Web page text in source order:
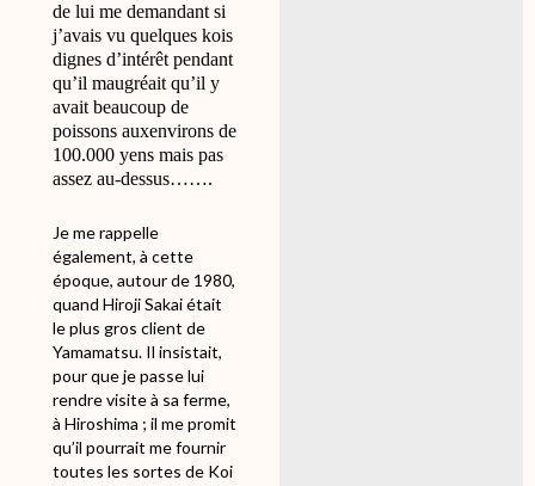
de lui me demandant si
j’avais vu quelques kois
dignes d’intérêt pendant
qu’il maugréait qu’il y
avait beaucoup de
poissons auxenvirons de
100.000 yens mais pas
assez au-dessus…….
Je me rappelle
également, à cette
époque, autour de 1980,
quand Hiroji Sakai était
le plus gros client de
Yamamatsu. Il insistait,
pour que je passe lui
rendre visite à sa ferme,
à Hiroshima ; il me promit
qu’il pourrait me fournir
toutes les sortes de Koi